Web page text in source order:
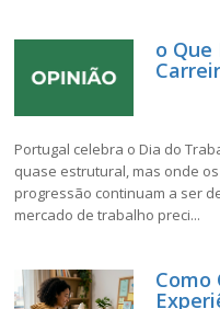
o Que
Portugal celebra o Dia do
quase estrutural, mas onde
progressão continuam a ser
mercado de trabalho preci...
Como